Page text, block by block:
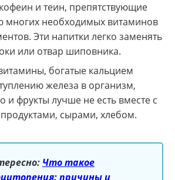
и теин, препятствующие
многих необходимых витаминов
Эти напитки легко заменять
или отвар шиповника.
богатые кальцием
железа в организм,
и фрукты лучше не есть вместе с
сырами, хлебом.
Что такое
причины и